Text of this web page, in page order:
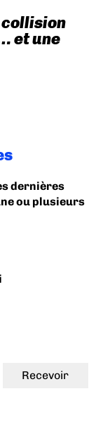
collision
et une
dernières
ou plusieurs